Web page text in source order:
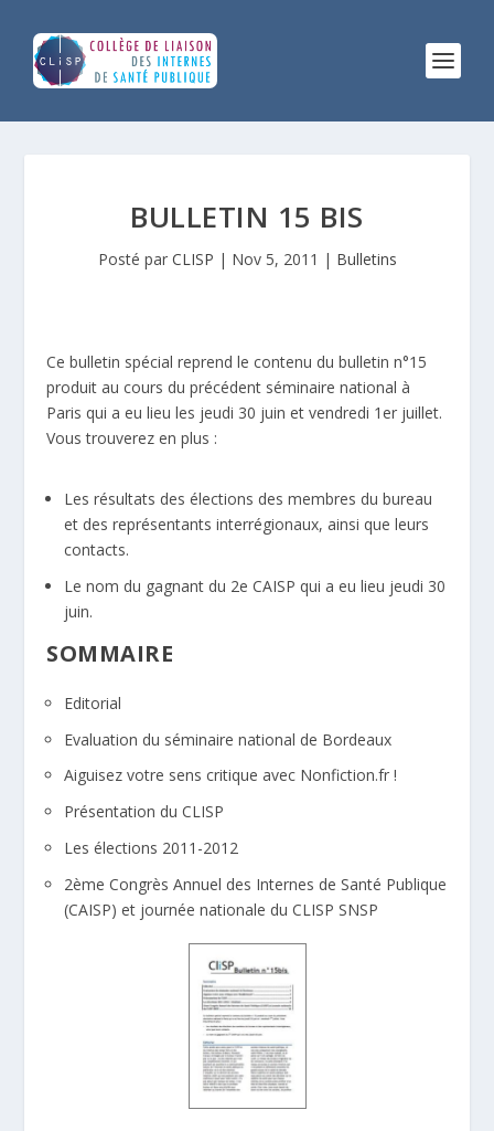
BULLETIN 15 BIS
Posté par CLISP | Nov 5, 2011 | Bulletins
Ce bulletin spécial reprend le contenu du bulletin n°15
produit au cours du précédent séminaire national à
Paris qui a eu lieu les jeudi 30 juin et vendredi 1er juillet.
Vous trouverez en plus :
Les résultats des élections des membres du bureau
et des représentants interrégionaux, ainsi que leurs
contacts.
Le nom du gagnant du 2e CAISP qui a eu lieu jeudi 30
juin.
SOMMAIRE
Editorial
Evaluation du séminaire national de Bordeaux
Aiguisez votre sens critique avec Nonfiction.fr !
Présentation du CLISP
Les élections 2011-2012
2ème Congrès Annuel des Internes de Santé Publique
(CAISP) et journée nationale du CLISP SNSP